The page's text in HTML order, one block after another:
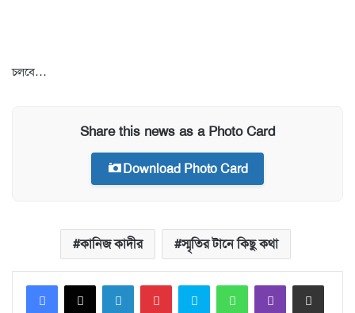
চলবে…
Share this news as a Photo Card
Download Photo Card
কানিজ কাদীর স্মৃতির টানে কিছু কথা
X LinkedIn Skype WhatsApp